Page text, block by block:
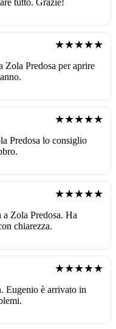
★★★★★
Zola Predosa per aprire
★★★★★
Predosa lo consiglio
★★★★★
Zola Predosa. Ha
chiarezza.
★★★★★
Eugenio è arrivato in